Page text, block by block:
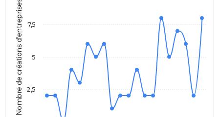
Nombre de créations d'entreprises 2,5
5
7,5